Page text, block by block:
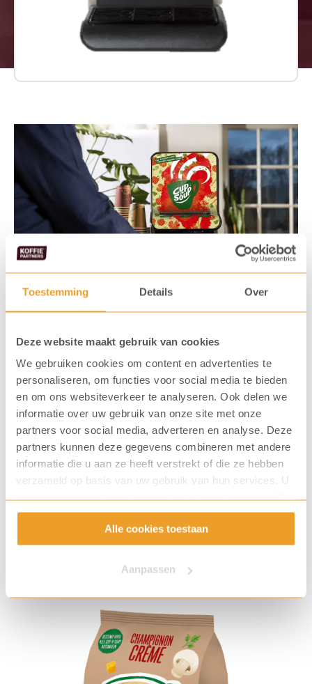
Toestemming Details Over
Deze website maakt gebruik van cookies
We gebruiken cookies om content en advertenties te
personaliseren, om functies voor social media te bieden
en om ons websiteverkeer te analyseren. Ook delen we
informatie over uw gebruik van onze site met onze
partners voor social media, adverteren en analyse. Deze
partners kunnen deze gegevens combineren met andere
informatie die u aan ze heeft verstrekt of die ze hebben
verzameld op basis van uw gebruik van hun services. U
gaat akkoord met onze cookies als u onze website blijft
gebruiken.
Alle cookies toestaan
Aanpassen
Deze automaat in jouw bedrijf?
Ben jij de nieuwe eigenaar van deze soepautomaat?
Dan kies je voor een professionele soepvoorziening
op de werkvloer. Met de Cup-a-Soup Mini is gemak
gegarandeerd. Dus ben je benieuwd naar de
mogelijkheden voor jouw bedrijf?